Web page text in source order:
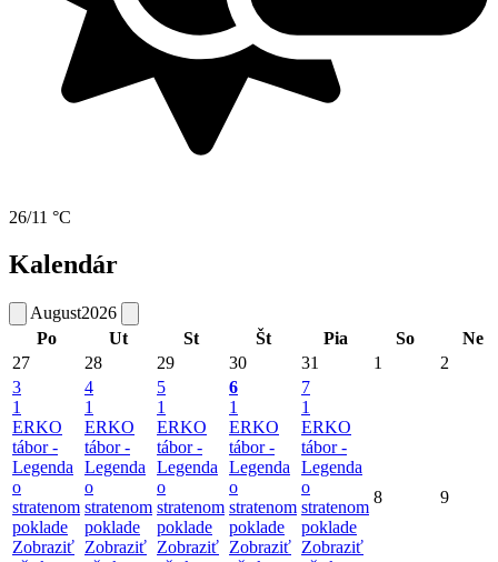
26/11 °C
Kalendár
August2026
Po
Ut St Št Pia So
Ne
27
28 29 30 31 1
2
3
1
ERKO
tábor -
Legenda
o
stratenom
poklade
Zobraziť
4
1
ERKO
tábor -
Legenda
o
stratenom
poklade
Zobraziť
5
1
ERKO
tábor -
Legenda
o
stratenom
poklade
Zobraziť
6
1
ERKO
tábor -
Legenda
o
stratenom
poklade
Zobraziť
7
1
ERKO
tábor -
Legenda
o
stratenom
poklade
Zobraziť
8 9